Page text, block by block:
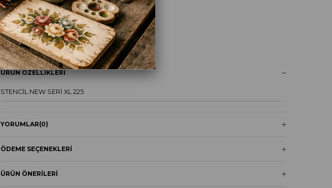
TAVSIYE ET YORUM YAZ
ÜRÜN ÖZELLIKLERI
STENCİL NEW SERİ XL 225
YORUMLAR(0)
ÖDEME SEÇENEKLERI
ÜRÜN ÖNERILERI